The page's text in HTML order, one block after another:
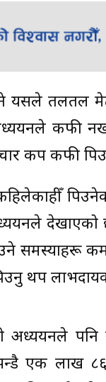
तलतल
कफी
कप कफी
देखाएको
समस्याहरू
थप
पनि
एक लाख ८६